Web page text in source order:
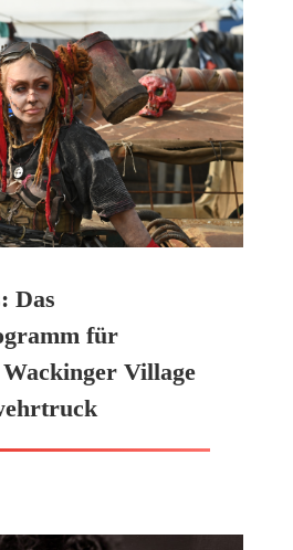
Das
für
Village